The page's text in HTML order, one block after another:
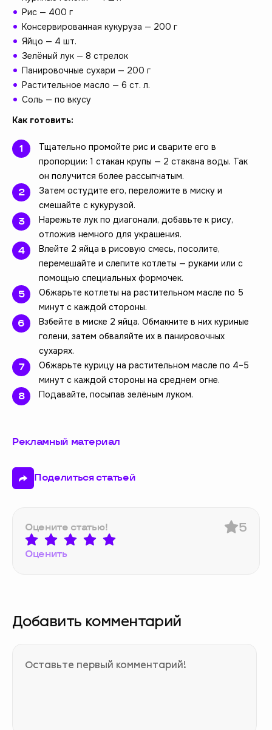
Рис — 400 г
Консервированная кукуруза — 200 г
Яйцо — 4 шт.
Зелёный лук — 8 стрелок
Панировочные сухари — 200 г
Растительное масло — 6 ст. л.
Соль — по вкусу
Как готовить:
Тщательно промойте рис и сварите его в
пропорции: 1 стакан крупы — 2 стакана воды. Так
он получится более рассыпчатым.
Затем остудите его, переложите в миску и
смешайте с кукурузой.
Нарежьте лук по диагонали, добавьте к рису,
отложив немного для украшения.
Влейте 2 яйца в рисовую смесь, посолите,
перемешайте и слепите котлеты — руками или с
помощью специальных формочек.
Обжарьте котлеты на растительном масле по 5
минут с каждой стороны.
Взбейте в миске 2 яйца. Обмакните в них куриные
голени, затем обваляйте их в панировочных
сухарях.
Обжарьте курицу на растительном масле по 4–5
минут с каждой стороны на среднем огне.
Подавайте, посыпав зелёным луком.
Поделиться статьей
Рекламный материал
Оцените статью!
Оценить
5
Добавить комментарий